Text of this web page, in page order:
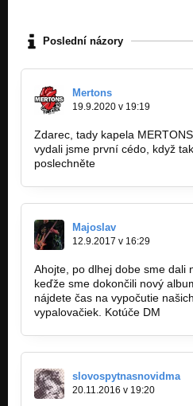
Poslední názory
Mertons
19.9.2020 v 19:19
Zdarec, tady kapela
vydali jsme první cédo, když tak
poslechněte
Majoslav
12.9.2017 v 16:29
Ahojte, po dlhej dobe sme dali
keďže sme dokončili nový
nájdete čas na vypočutie
vypalovačiek. Kotúče DM
slovospytnasnovidma
20.11.2016 v 19:20